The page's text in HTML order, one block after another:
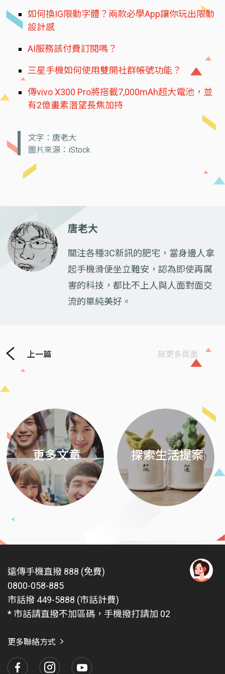
如何換IG限動字體？兩款必學App讓你玩出限動
設計感
AI服務該付費訂閱嗎？
三星手機如何使用雙開社群帳號功能？
傳vivo X300 Pro將搭載7,000mAh超大電池，並
有2億畫素潛望長焦加持
文字：唐老大
圖片來源：iStock
唐老大
關注各種3C新訊的肥宅，當身邊人拿
起手機滑便坐立難安，認為即使再厲
害的科技，都比不上人與人面對面交
流的單純美好。
上一篇 無更多頁面
更多文章 探索生活提案
遠傳手機直撥 888 (免費)
0800-058-885
市話撥 449-5888 (市話計費)
* 市話請直撥不加區碼，手機撥打請加 02
更多聯絡方式